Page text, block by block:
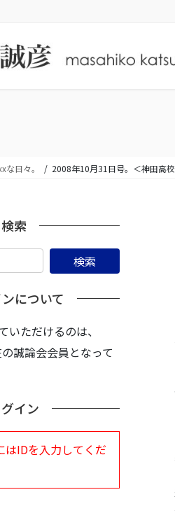
な日々。 2008年10月31日号。＜神田高
検索
について
いただけるのは、
誠論会会員となって
イン
はIDを入力してくだ